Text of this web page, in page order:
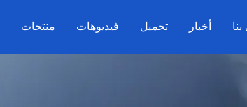
منتجات فيديوهات تحميل أخبار